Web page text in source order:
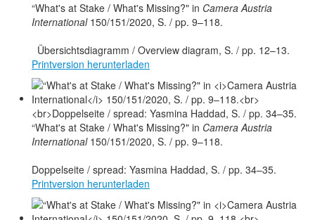
“What's at Stake / What's Missing?" in Camera Austria
International150/151/2020, S. / pp. 9–118.
Übersichtsdiagramm / Overview diagram, S. / pp. 12–13.
Printversion herunterladen
“What's at Stake / What's Missing?" in Camera Austria
International150/151/2020, S. / pp. 9–118.
Doppelseite / spread: Yasmina Haddad, S. / pp. 34–35.
Printversion herunterladen